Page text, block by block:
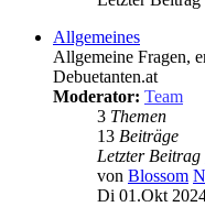
Allgemeines
Allgemeine Fragen,
Debuetanten.at
Moderator: Team
3 Themen
13 Beiträge
Letzter Beitrag
von Blossom
Di 01.Okt